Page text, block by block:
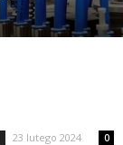
23 lutego 2024 0